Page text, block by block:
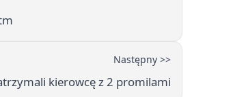
Następny >>
kierowcę z 2 promilami